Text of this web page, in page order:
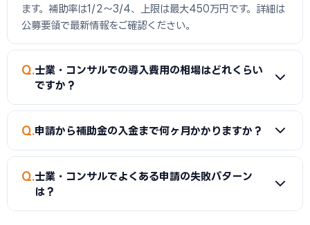
ます。補助率は1/2〜3/4、上限は最大450万円です。詳細は
公募要領で最新情報をご確認ください。
Q 士業・コンサルでの導入費用の相場はどれくらい
ですか？
A
士業・コンサルへの導入費用は30〜200万円が目安で
ます。成長加速化補助金を活用すれば費用の1/2〜3/4が補助
されるため、自己負担を大幅に削減できます。まず複数業者
から見積もりを取ることをお勧めします。
Q 申請から補助金の入金まで何ヶ月かかりますか？
A
補助金の種類によって異なりますが、申請〜採択〜導入〜
実績報告〜入金まで一般的に6〜12ヶ月かかります。補助金は
Q 士業・コンサルでよくある申請の失敗パターン
は？